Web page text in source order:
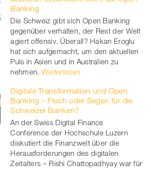
Banking
Die Schweiz gibt sich Open Banking
gegenüber verhalten, der Rest der Welt
agiert offensiv. Überall? Hakan Eroglu
hat sich aufgemacht, um den aktuellen
Puls in Asien und in Australien zu
nehmen. Weiterlesen
Digitale Transformation und Open
Banking – Fluch oder Segen für die
Schweizer Banken?
An der Swiss Digital Finance
Conference der Hochschule Luzern
diskutiert die Finanzwelt über die
Herausforderungen des digitalen
Zeitalters – Rishi Chattopadhyay war für